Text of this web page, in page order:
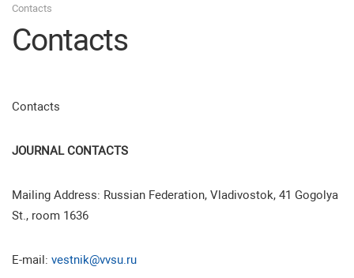
Contacts
Contacts
Contacts
JOURNAL CONTACTS
Mailing Address: Russian Federation, Vladivostok, 41 Gogolya
St., room 1636
E-mail: vestnik@vvsu.ru